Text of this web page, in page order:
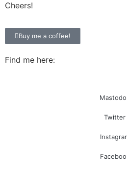
Cheers!
Buy me a coffee!
Find me here:
Twitter